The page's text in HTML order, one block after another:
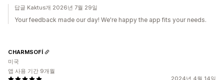
답글 Kaktus개 2026년 7월 29일
Your feedback made our day! We're happy the app fits your needs.
2024년 4월 14일
CHARMSOFÍ
미국
앱 사용 기간 9개월